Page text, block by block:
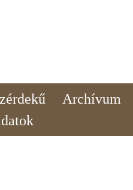
Archívum